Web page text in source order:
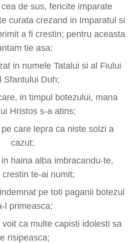
de sus, fericite imparate
curata crezand in Imparatul si
a fi crestin; pentru aceasta
tie asa:
in numele Tatalui si al Fiului
Sfantului Duh;
in timpul botezului, mana
Hristos s-a atins;
care lepra ca niste solzi a
cazut;
haina alba imbracandu-te,
crestin te-ai numit;
pe toti paganii botezul
l primeasca;
ca multe capisti idolesti sa
risipeasca;